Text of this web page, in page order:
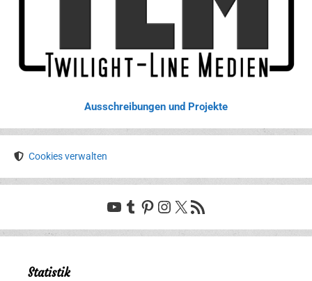
Ausschreibungen und Projekte
Cookies verwalten
YouTube
Tumblr
Pinterest
Instagram
X RSS-Feed
Statistik